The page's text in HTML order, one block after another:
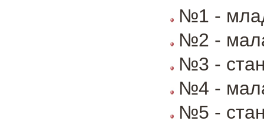
№1 -
№2 -
№3 -
№4 -
№5 -